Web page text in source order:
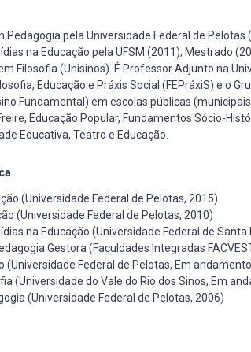
Pedagogia pela Universidade Federal de
na Educação pela UFSM (2011); Mestrado
Filosofia (Unisinos). É Professor Adjunto na
Educação e Práxis Social (FEPráxiS) e o
Fundamental) em escolas públicas
Educação Popular, Fundamentos Sócio-
Educativa, Teatro e Educação.
(Universidade Federal de Pelotas, 2015)
(Universidade Federal de Pelotas, 2010)
na Educação (Universidade Federal de Santa
Gestora (Faculdades Integradas
(Universidade Federal de Pelotas, Em
(Universidade do Vale do Rio dos Sinos, Em
(Universidade Federal de Pelotas, 2006)